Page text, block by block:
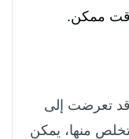
ممكن.
قد تعرضت إلى
منها، يمكن